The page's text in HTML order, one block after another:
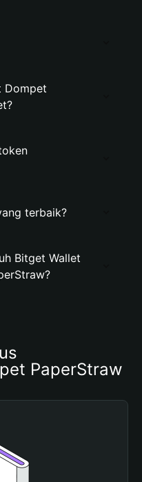
Dompet
terbaik?
Bitget Wallet
PaperStraw